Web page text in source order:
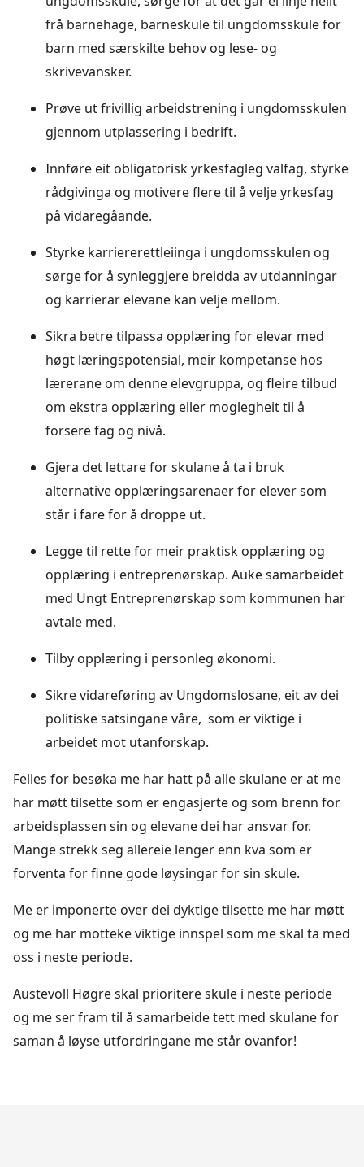
frå barnehage, barneskule til ungdomsskule for
barn med særskilte behov og lese- og
skrivevansker.
Prøve ut frivillig arbeidstrening i ungdomsskulen
gjennom utplassering i bedrift.
Innføre eit obligatorisk yrkesfagleg valfag, styrke
rådgivinga og motivere flere til å velje yrkesfag
på vidaregåande.
Styrke karriererettleiinga i ungdomsskulen og
sørge for å synleggjere breidda av utdanningar
og karrierar elevane kan velje mellom.
Sikra betre tilpassa opplæring for elevar med
høgt læringspotensial, meir kompetanse hos
lærerane om denne elevgruppa, og fleire tilbud
om ekstra opplæring eller moglegheit til å
forsere fag og nivå.
Gjera det lettare for skulane å ta i bruk
alternative opplæringsarenaer for elever som
står i fare for å droppe ut.
Legge til rette for meir praktisk opplæring og
opplæring i entreprenørskap. Auke samarbeidet
med Ungt Entreprenørskap som kommunen har
avtale med.
Tilby opplæring i personleg økonomi.
Sikre vidareføring av Ungdomslosane, eit av dei
politiske satsingane våre, som er viktige i
arbeidet mot utanforskap.
Felles for besøka me har hatt på alle skulane er at me
har møtt tilsette som er engasjerte og som brenn for
arbeidsplassen sin og elevane dei har ansvar for.
Mange strekk seg allereie lenger enn kva som er
forventa for finne gode løysingar for sin skule.
Me er imponerte over dei dyktige tilsette me har møtt
og me har motteke viktige innspel som me skal ta med
oss i neste periode.
Austevoll Høgre skal prioritere skule i neste periode
og me ser fram til å samarbeide tett med skulane for
saman å løyse utfordringane me står ovanfor!